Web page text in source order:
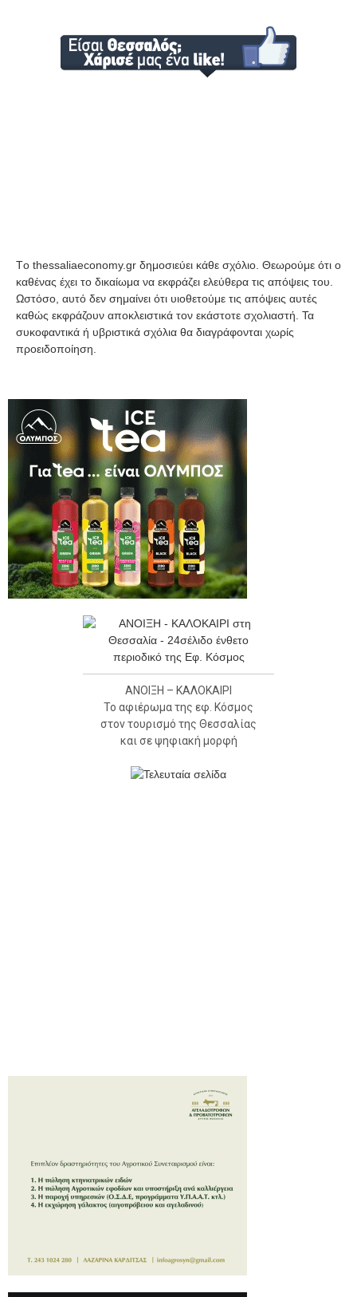
Tο thessaliaeconomy.gr δημοσιεύει κάθε σχόλιο. Θεωρούμε ότι ο
καθένας έχει το δικαίωμα να εκφράζει ελεύθερα τις απόψεις του.
Ωστόσο, αυτό δεν σημαίνει ότι υιοθετούμε τις απόψεις αυτές
καθώς εκφράζουν αποκλειστικά τον εκάστοτε σχολιαστή. Τα
συκοφαντικά ή υβριστικά σχόλια θα διαγράφονται χωρίς
προειδοποίηση.
ΑΝΟΙΞΗ – ΚΑΛΟΚΑΙΡΙ
Το αφιέρωμα της εφ. Κόσμος
στον τουρισμό της Θεσσαλίας
και σε ψηφιακή μορφή